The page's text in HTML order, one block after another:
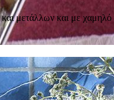
μετάλλων και με χαμηλό